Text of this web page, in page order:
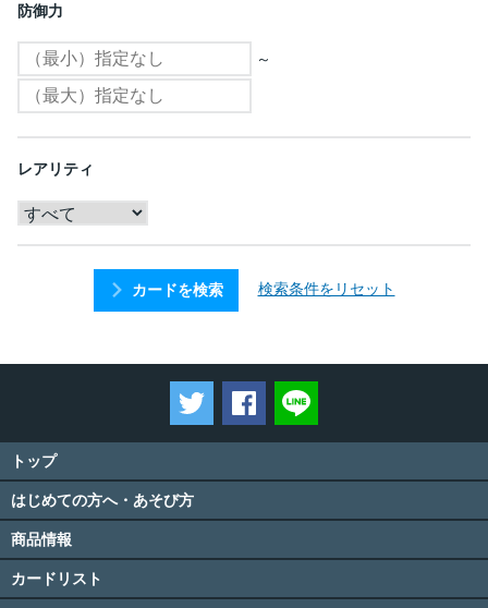
防御力
～
レアリティ
カードを検索 検索条件をリセット
ツイートするFacebookでシェアする
トップ
はじめての方へ・あそび方
商品情報
カードリスト